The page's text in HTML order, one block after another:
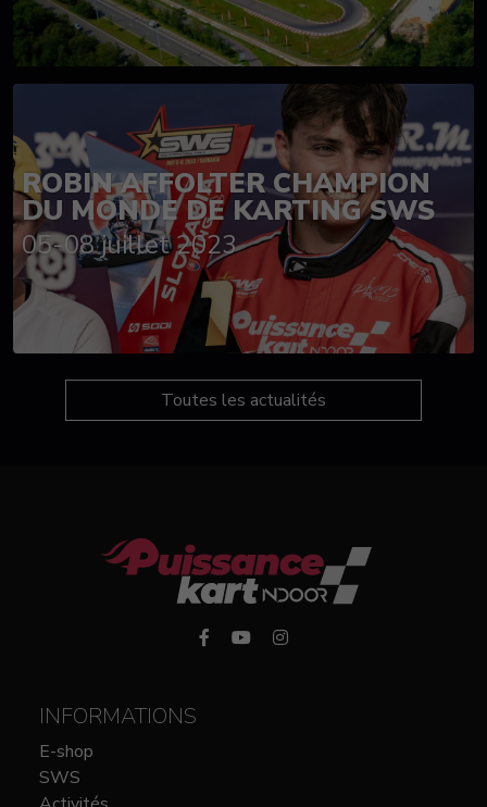
ROBIN AFFOLTER CHAMPION
DU MONDE DE KARTING SWS
05-08 juillet 2023
Toutes les actualités
INFORMATIONS
E-shop
SWS